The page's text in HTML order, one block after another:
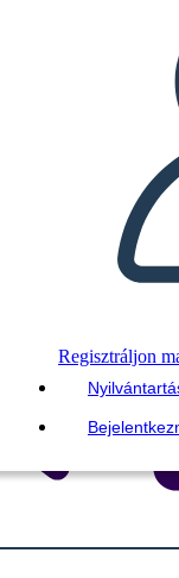
Regisztráljon
DIAVETÍTÉS
OLVASS